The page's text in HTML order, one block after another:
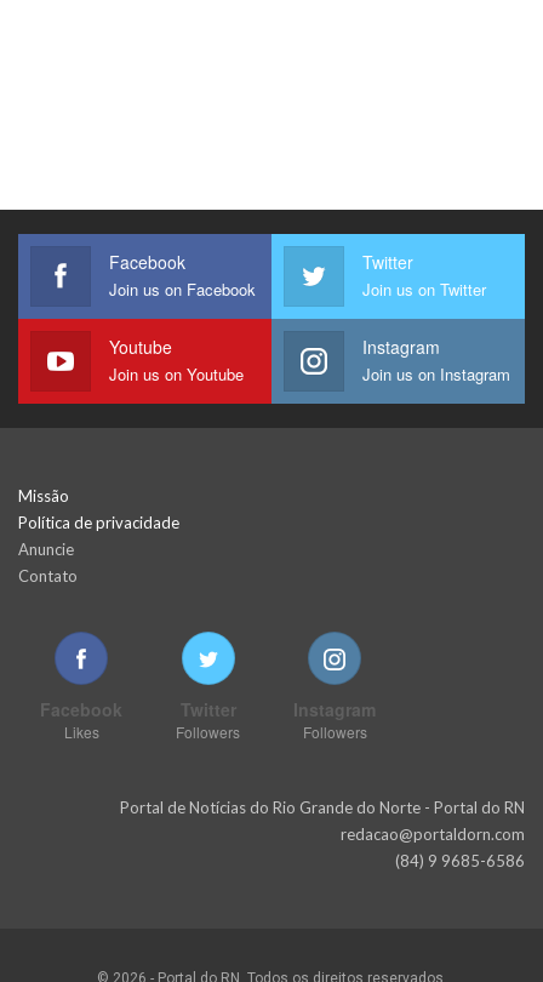
Facebook
Join us on Facebook
Twitter
Join us on Twitter
Youtube
Join us on Youtube
Instagram
Join us on Instagram
Missão
Política de privacidade
Anuncie
Contato
Facebook
Likes
Twitter
Followers
Instagram
Followers
Portal de Notícias do Rio Grande do Norte - Portal do RN
redacao@portaldorn.com
(84) 9 9685-6586
© 2026 - Portal do RN. Todos os direitos reservados.